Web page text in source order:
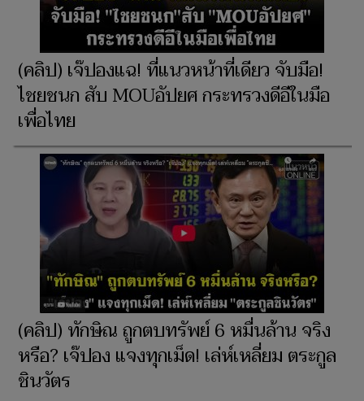
(คลิป) เจ๊ปองแฉ! ที่แนวหน้าที่เดียว จับมือ!
ไชยชนก สับ MOUอัปยศ กระทรวงดีอีในมือ
เพื่อไทย
(คลิป) ทักษิณ ถูกตบทรัพย์ 6 หมื่นล้าน จริง
หรือ? เจ๊ปอง แจงทุกเม็ด! เล่ห์เหลี่ยม ตระกูล
ชินวัตร